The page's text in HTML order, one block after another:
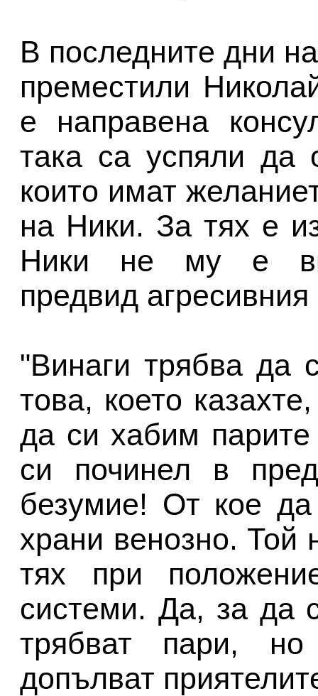
В последните дни
преместили
е направена
така са успяли да
които имат
на Ники. За тях е
Ники не му е
предвид
"Винаги трябва да
това, което
да си хабим
си починел в
безумие! От кое
храни венозно.
тях при
системи. Да, за да
трябват пари,
допълват